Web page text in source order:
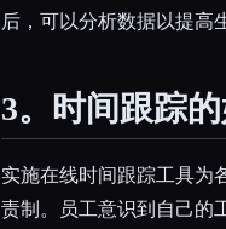
后，可以分析数据以提高
3。时间跟踪
实施在线时间跟踪工具为
责制。员工意识到自己的